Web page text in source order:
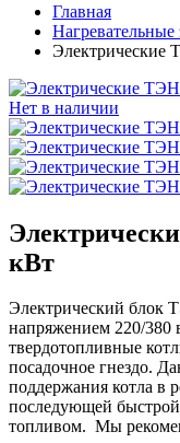
Главная
Нет в наличии
кВт
Электрический блок
напряжением 220/380
твердотопливные
посадочное гнездо.
поддержания котла в
последующей
топливом. Мы